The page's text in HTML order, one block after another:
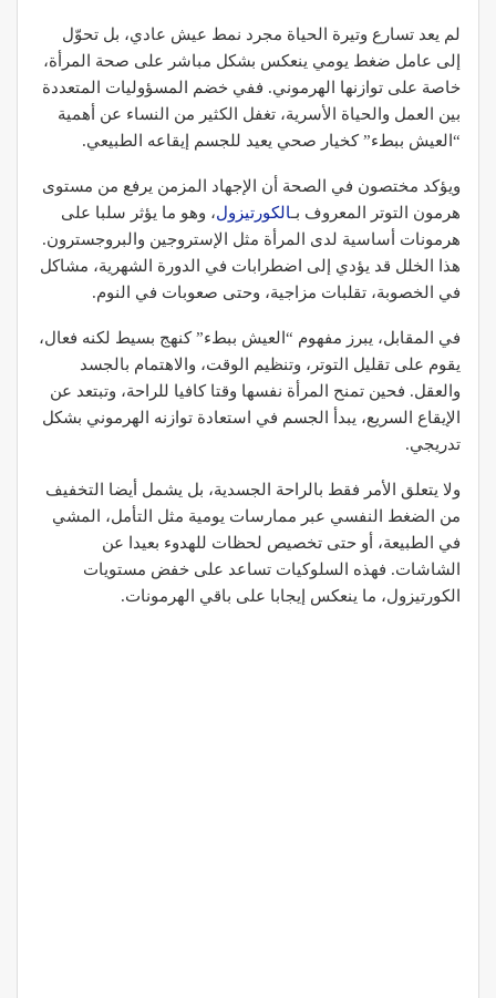
لم يعد تسارع وتيرة الحياة مجرد نمط عيش عادي، بل تحوّل
إلى عامل ضغط يومي ينعكس بشكل مباشر على صحة المرأة،
خاصة على توازنها الهرموني. ففي خضم المسؤوليات المتعددة
بين العمل والحياة الأسرية، تغفل الكثير من النساء عن أهمية
“العيش ببطء” كخيار صحي يعيد للجسم إيقاعه الطبيعي.
ويؤكد مختصون في الصحة أن الإجهاد المزمن يرفع من مستوى
هرمون التوتر المعروف بـالكورتيزول، وهو ما يؤثر سلبا على
هرمونات أساسية لدى المرأة مثل
الإستروجين و البروجسترون.
هذا الخلل قد يؤدي إلى اضطرابات في الدورة الشهرية، مشاكل
في الخصوبة، تقلبات مزاجية، وحتى صعوبات في النوم.
في المقابل، يبرز مفهوم “العيش ببطء” كنهج بسيط لكنه فعال،
يقوم على تقليل التوتر، وتنظيم الوقت، والاهتمام بالجسد
والعقل. فحين تمنح المرأة نفسها وقتا كافيا للراحة، وتبتعد عن
الإيقاع السريع، يبدأ الجسم في استعادة توازنه الهرموني بشكل
تدريجي.
ولا يتعلق الأمر فقط بالراحة الجسدية، بل يشمل أيضا التخفيف
من الضغط النفسي عبر ممارسات يومية مثل التأمل، المشي
في الطبيعة، أو حتى تخصيص لحظات للهدوء بعيدا عن
الشاشات. فهذه السلوكيات تساعد على خفض مستويات
الكورتيزول، ما ينعكس إيجابا على باقي الهرمونات.